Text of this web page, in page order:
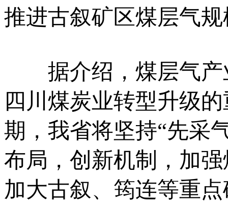
推进古叙矿区煤层气
据介绍，煤层气产
四川煤炭业转型升级
期，我省将坚持“先采
布局，创新机制，加
加大古叙、筠连等重